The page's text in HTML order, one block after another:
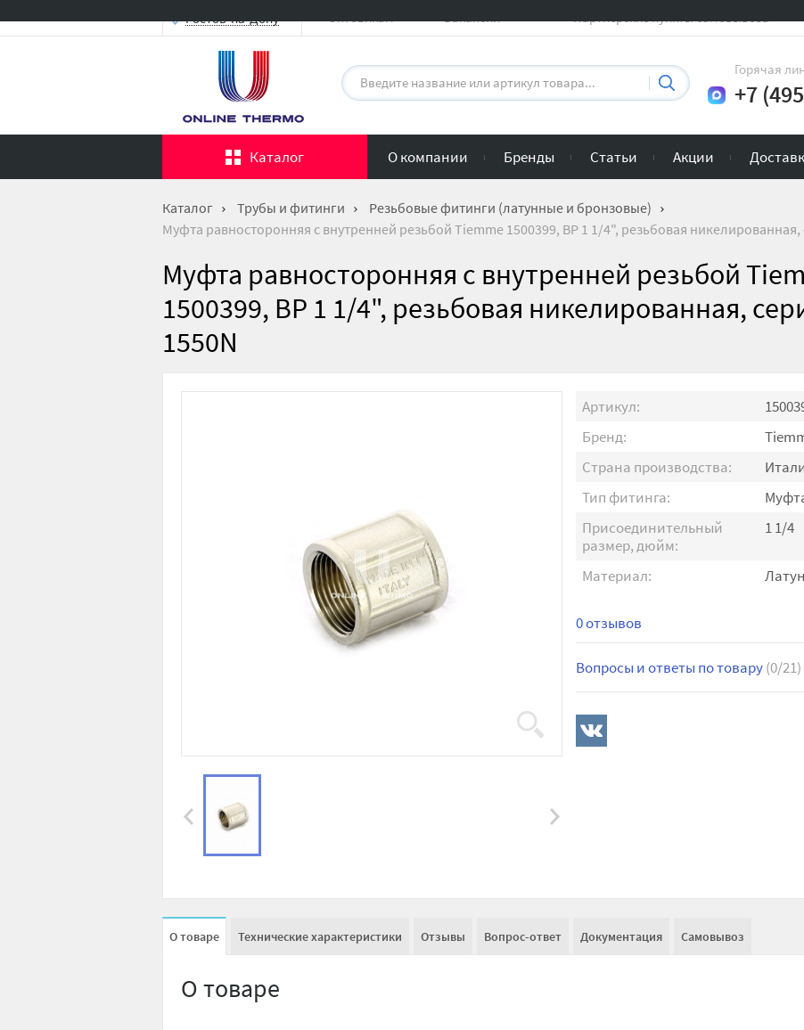
Ростов-на-Дону Оптовикам Вакансии Партнерские пункты самовывоза
Горячая
+7
Каталог О компании Бренды Статьи Акции
Каталог Трубы и фитинги
Резьбовые фитинги (латунные и бронзовые)
Муфта равносторонняя с внутренней резьбой Tiemme 1500399, ВР 1 1/4", резьбовая никелированная,
Муфта равносторонняя с внутренней резьбой
1500399, ВР 1 1/4", резьбовая никелированная,
1550N
Артикул:
Бренд:
Страна производства:
Тип фитинга:
Присоединительный
размер, дюйм:
1 1/4
Материал:
0 отзывов
Вопросы и ответы по товару(0/21)
О товаре Технические характеристики Отзывы Вопрос-ответ Документация Самовывоз
О товаре